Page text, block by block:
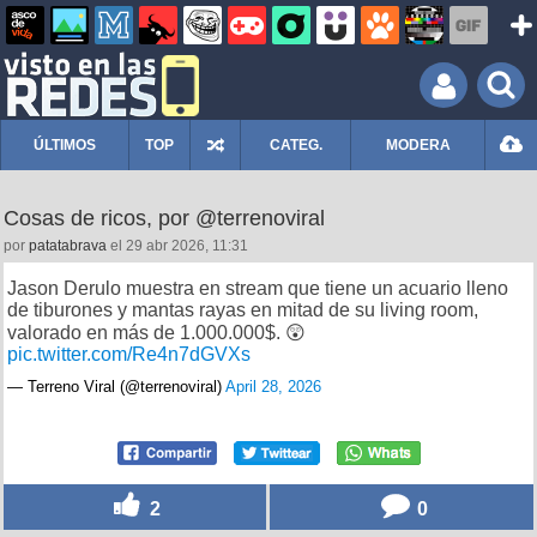
ÚLTIMOS TOP CATEG. MODERA
Cosas de ricos, por @terrenoviral
por patatabrava el 29 abr 2026, 11:31
Jason Derulo muestra en stream que tiene un acuario lleno
de tiburones y mantas rayas en mitad de su living room,
valorado en más de 1.000.000$.​​​​​​​​​​​​​​​​ 😲
pic.twitter.com/Re4n7dGVXs
— Terreno Viral (@terrenoviral) April 28, 2026
2 0